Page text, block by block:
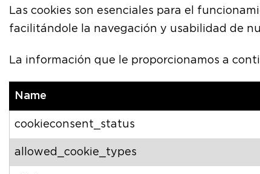
Las cookies son esenciales para el
facilitándole la navegación y usabilidad de
La información que le proporcionamos a
Name
cookieconsent_status
allowed_cookie_types